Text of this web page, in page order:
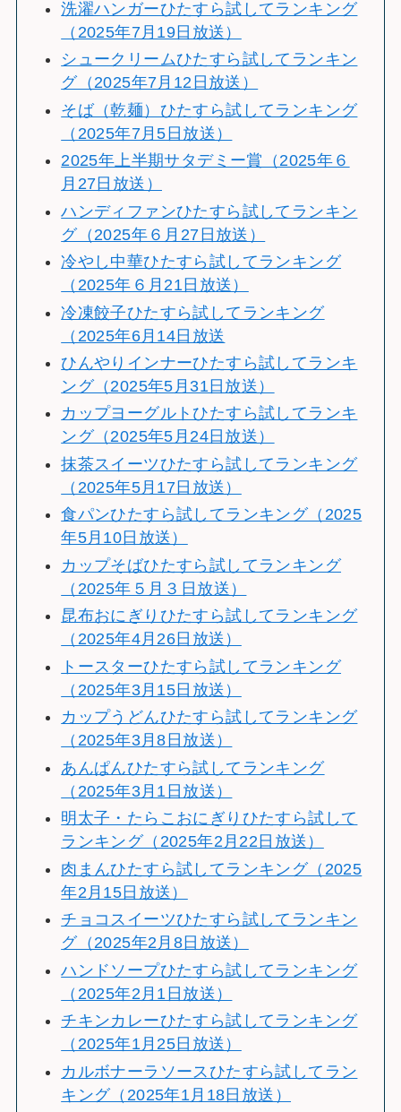
洗濯ハンガーひたすら試してランキング
（2025年7月19日放送）
シュークリームひたすら試してランキン
グ（2025年7月12日放送）
そば（乾麺）ひたすら試してランキング
（2025年7月5日放送）
2025年上半期サタデミー賞（2025年６
月27日放送）
ハンディファンひたすら試してランキン
グ（2025年６月27日放送）
冷やし中華ひたすら試してランキング
（2025年６月21日放送）
冷凍餃子ひたすら試してランキング
（2025年6月14日放送
ひんやりインナーひたすら試してランキ
ング（2025年5月31日放送）
カップヨーグルトひたすら試してランキ
ング（2025年5月24日放送）
抹茶スイーツひたすら試してランキング
（2025年5月17日放送）
食パンひたすら試してランキング（2025
年5月10日放送）
カップそばひたすら試してランキング
（2025年５月３日放送）
昆布おにぎりひたすら試してランキング
（2025年4月26日放送）
トースターひたすら試してランキング
（2025年3月15日放送）
カップうどんひたすら試してランキング
（2025年3月8日放送）
あんぱんひたすら試してランキング
（2025年3月1日放送）
明太子・たらこおにぎりひたすら試して
ランキング（2025年2月22日放送）
肉まんひたすら試してランキング（2025
年2月15日放送）
チョコスイーツひたすら試してランキン
グ（2025年2月8日放送）
ハンドソープひたすら試してランキング
（2025年2月1日放送）
チキンカレーひたすら試してランキング
（2025年1月25日放送）
カルボナーラソースひたすら試してラン
キング（2025年1月18日放送）